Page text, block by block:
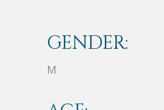
GENDER:
M